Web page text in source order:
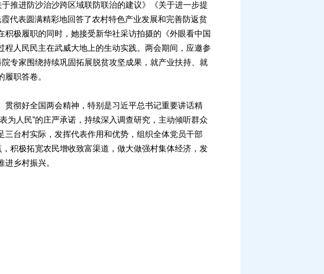
推进防沙治沙跨区域联防联治的建议》《关于进一步提
代表圆满精彩地回答了农村特色产业发展和完善防返贫
极履职的同时，她接受新华社采访拍摄的《外眼看中国
人民民主在武威大地上的生动实践。两会期间，应邀参
专家围绕持续巩固拓展脱贫攻坚成果，就产业扶持、就
职答卷。
彻好全国两会精神，特别是习近平总书记重要讲话精
为人民”的庄严承诺，持续深入调查研究，主动倾听群众
台村实际，发挥代表作用和优势，组织全体党员干部
积极拓宽农民增收致富渠道，做大做强村集体经济，发
乡村振兴。